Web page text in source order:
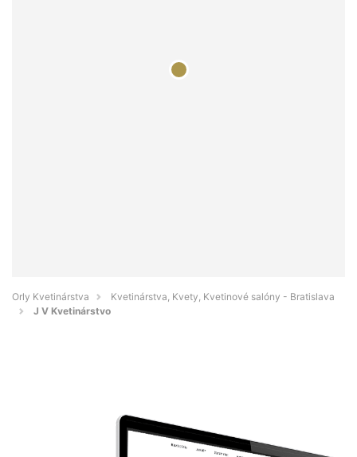
Orly Kvetinárstva
Kvetinárstva, Kvety, Kvetinové salóny - Bratislava
J V Kvetinárstvo